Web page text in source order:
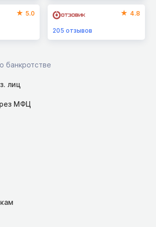
5.0 4.8
205отзывов
банкротстве
лиц
МФЦ